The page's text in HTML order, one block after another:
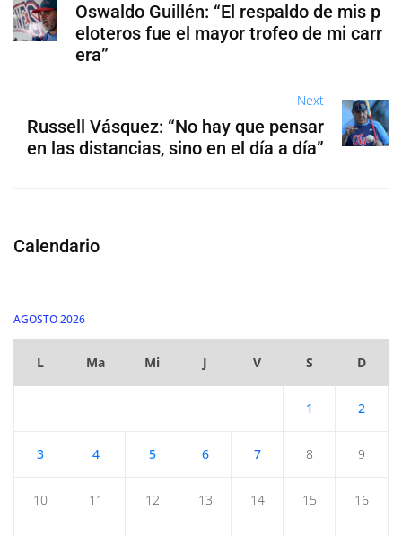
Oswaldo Guillén: “El respaldo de mis p
eloteros fue el mayor trofeo de mi carr
era”
Next
Russell Vásquez: “No hay que pensar
en las distancias, sino en el día a día”
Calendario
AGOSTO 2026
L Ma Mi J V S D
1 2
3 4 5 6 7 8 9
10 11 12 13 14 15 16